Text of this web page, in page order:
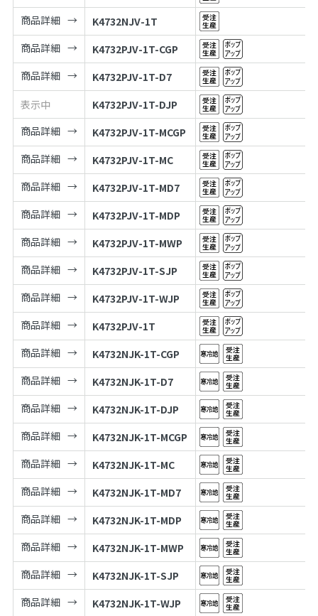
商品詳細
K4732NJV-1T
商品詳細
K4732PJV-1T-CGP
商品詳細
K4732PJV-1T-D7
表示中
K4732PJV-1T-DJP
商品詳細
K4732PJV-1T-MCGP
商品詳細
K4732PJV-1T-MC
商品詳細
K4732PJV-1T-MD7
商品詳細
K4732PJV-1T-MDP
商品詳細
K4732PJV-1T-MWP
商品詳細
K4732PJV-1T-SJP
商品詳細
K4732PJV-1T-WJP
商品詳細
K4732PJV-1T
商品詳細
K4732NJK-1T-CGP
商品詳細
K4732NJK-1T-D7
商品詳細
K4732NJK-1T-DJP
商品詳細
K4732NJK-1T-MCGP
商品詳細
K4732NJK-1T-MC
商品詳細
K4732NJK-1T-MD7
商品詳細
K4732NJK-1T-MDP
商品詳細
K4732NJK-1T-MWP
商品詳細
K4732NJK-1T-SJP
商品詳細
K4732NJK-1T-WJP